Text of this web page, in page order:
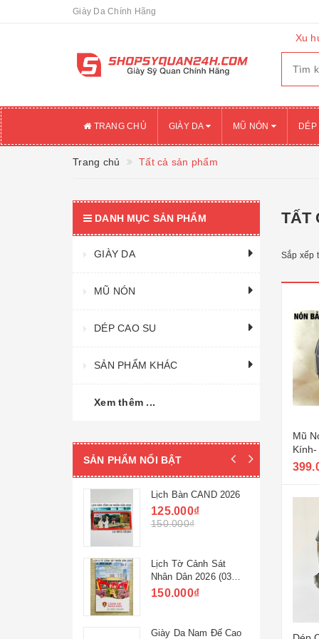
Giày Da Chính Hãng
Xu
TRANG CHỦ GIÀY DA MŨ NÓN DÉP
Trang chủ Tất cả sản phẩm
TẤT
Sắp xếp
Mũ
DANH MỤC SẢN PHẨM
GIÀY DA
MŨ NÓN
DÉP CAO SU
SẢN PHẨM KHÁC
Xem thêm ...
SẢN PHẨM NỔI BẬT
Lịch Bàn CAND 2026
125.000₫
150.000₫
Lịch Tờ Cảnh Sát
Nhân Dân 2026 (03
cuốn)
150.000₫
Giày Da Nam Đế Cao